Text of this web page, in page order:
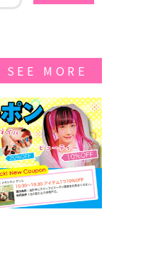
SEE MORE